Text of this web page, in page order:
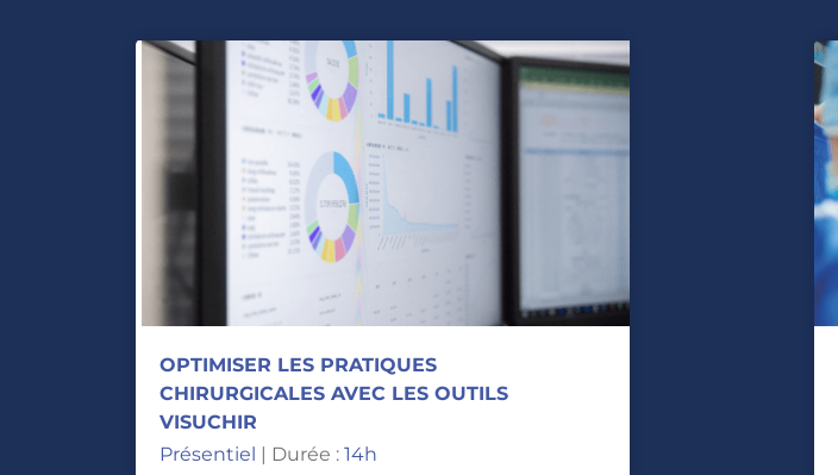
OPTIMISER LES PRATIQUES
CHIRURGICALES AVEC LES OUTILS
VISUCHIR
Présentiel | Durée : 14h